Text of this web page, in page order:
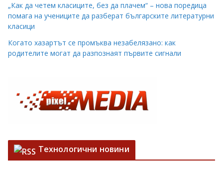
„Как да четем класиците, без да плачем“ – нова поредица
помага на учениците да разберат българските литературни
класици
Когато хазартът се промъква незабелязано: как
родителите могат да разпознаят първите сигнали
Технологични новини